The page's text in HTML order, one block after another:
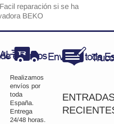
reparación si se ha
BEKO
Realizamos
envíos por
toda
España.
Entrega
24/48 horas.